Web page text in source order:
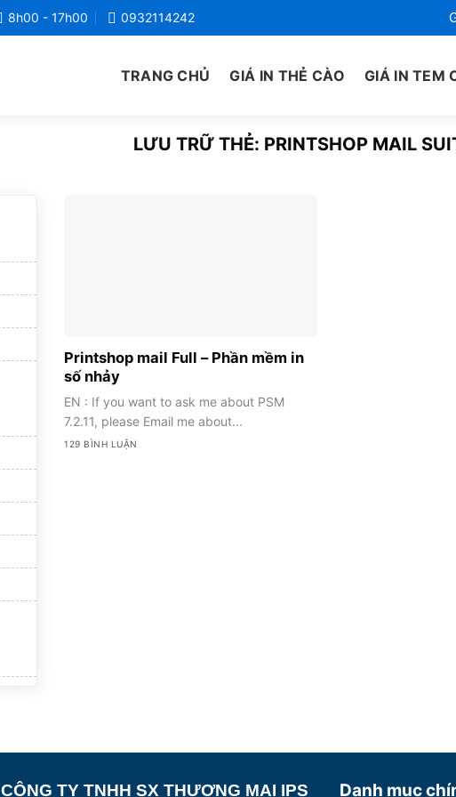
8h00 - 17h00 0932114242
TRANG CHỦ GIÁ IN THẺ CÀO GIÁ IN TEM
LƯU TRỮ THẺ: PRINTSHOP MAIL
Printshop mail Full – Phần mềm in
số nhảy
EN : If you want to ask me about PSM
7.2.11, please Email me about...
129 BÌNH LUẬN
CÔNG TY TNHH SX THƯƠNG MẠI IPS Danh mục